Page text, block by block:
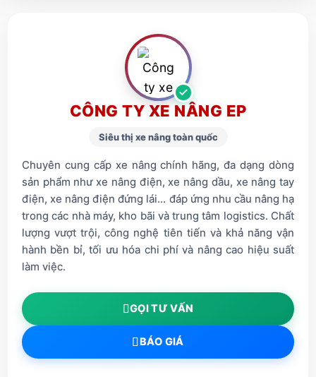
CÔNG TY XE NÂNG EP
Siêu thị xe nâng toàn quốc
Chuyên cung cấp xe nâng chính hãng, đa dạng dòng
sản phẩm như xe nâng điện, xe nâng dầu, xe nâng tay
điện, xe nâng điện đứng lái... đáp ứng nhu cầu nâng hạ
trong các nhà máy, kho bãi và trung tâm logistics. Chất
lượng vượt trội, công nghệ tiên tiến và khả năng vận
hành bền bỉ, tối ưu hóa chi phí và nâng cao hiệu suất
làm việc.
GỌI TƯ VẤN
BÁO GIÁ